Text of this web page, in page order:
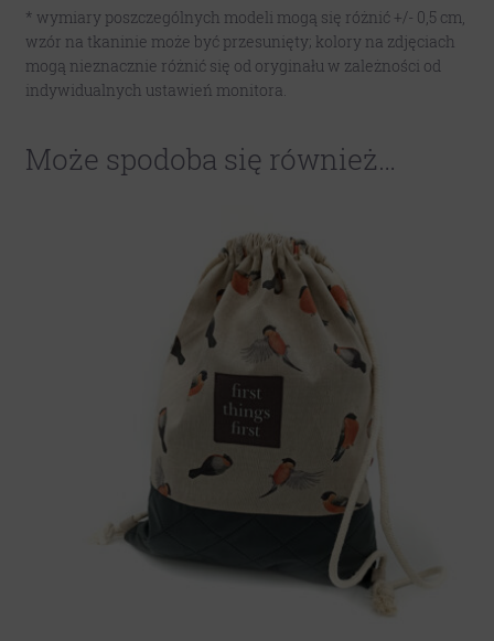
* wymiary poszczególnych modeli mogą się różnić +/- 0,5 cm,
wzór na tkaninie może być przesunięty; kolory na zdjęciach
mogą nieznacznie różnić się od oryginału w zależności od
indywidualnych ustawień monitora.
Może spodoba się również…